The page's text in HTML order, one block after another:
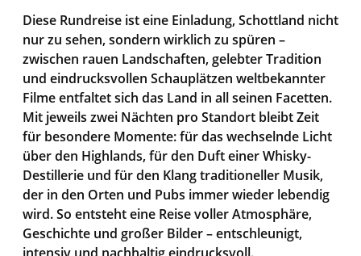
Diese Rundreise ist eine Einladung, Schottland nicht
nur zu sehen, sondern wirklich zu spüren –
zwischen rauen Landschaften, gelebter Tradition
und eindrucksvollen Schauplätzen weltbekannter
Filme entfaltet sich das Land in all seinen Facetten.
Mit jeweils zwei Nächten pro Standort bleibt Zeit
für besondere Momente: für das wechselnde Licht
über den Highlands, für den Duft einer Whisky-
Destillerie und für den Klang traditioneller Musik,
der in den Orten und Pubs immer wieder lebendig
wird. So entsteht eine Reise voller Atmosphäre,
Geschichte und großer Bilder – entschleunigt,